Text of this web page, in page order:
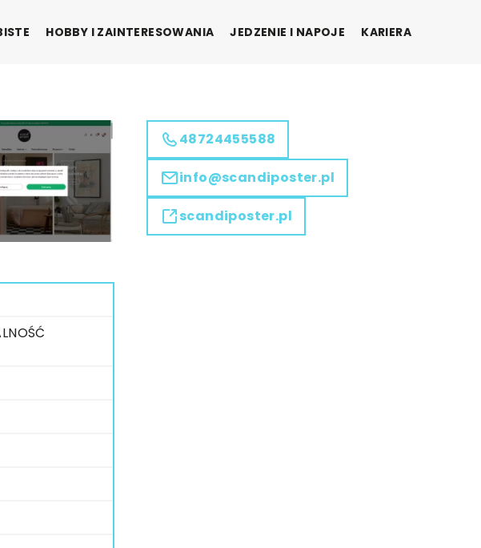
HOBBY I ZAINTERESOWANIA JEDZENIE I NAPOJE KARIERA
48724455588
info@scandiposter.pl
scandiposter.pl